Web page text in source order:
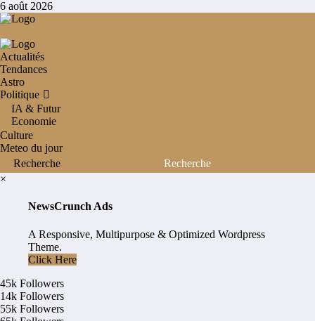
Aller
au
6 août 2026
Actualités
Tendances
Astro
Politique
IA & Futur
Economie
Culture
Meteo du jour
×
NewsCrunch Ads
A Responsive, Multipurpose & Optimized Wordpress
Theme.
Click Here
45k Followers
14k Followers
55k Followers